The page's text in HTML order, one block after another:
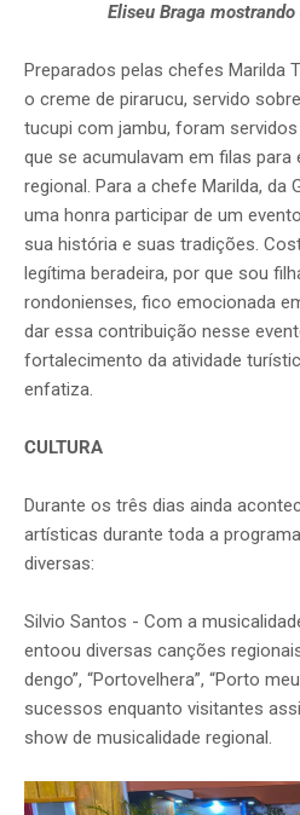
Eliseu Braga
Preparados pelas chefes Marilda
o creme de pirarucu, servido
tucupi com jambu, foram
que se acumulavam em filas para
regional. Para a chefe Marilda, da
uma honra participar de um
sua história e suas tradições.
legítima beradeira, por que sou
rondonienses, fico emocionada
dar essa contribuição nesse
fortalecimento da atividade
enfatiza.
CULTURA
Durante os três dias ainda
artísticas durante toda a
diversas:
Silvio Santos - Com a
entoou diversas canções
dengo”, “Portovelhera”, “Porto
sucessos enquanto visitantes
show de musicalidade regional.